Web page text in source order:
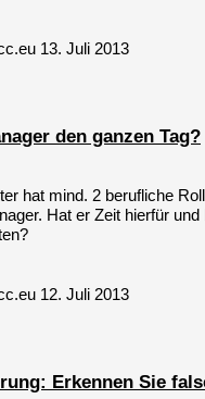
13. Juli 2013
den ganzen Tag?
hat mind. 2 berufliche
Hat er Zeit hierfür
12. Juli 2013
Erkennen Sie